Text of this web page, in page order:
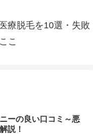
療脱毛を10選・失敗
こ
ーの良い口コミ～悪
説！